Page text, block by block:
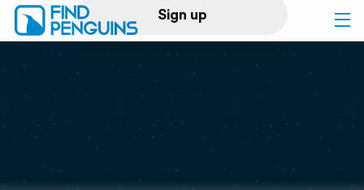
Sign up
Log in
Print a book